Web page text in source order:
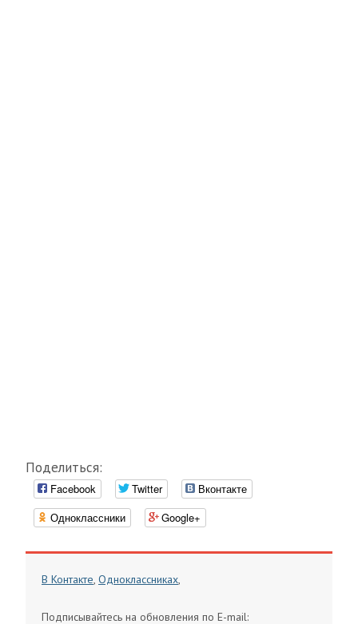
Поделиться:
Facebook Twitter
Вконтакте
Одноклассники
Google+
В Контакте, Одноклассниках,
Подписывайтесь на обновления по E-mail: